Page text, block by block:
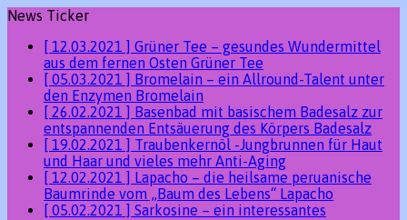
News Ticker
[ 12.03.2021 ] Grüner Tee – gesundes Wundermittel
aus dem fernen Osten Grüner Tee
[ 05.03.2021 ] Bromelain – ein Allround-Talent unter
den Enzymen Bromelain
[ 26.02.2021 ] Basenbad mit basischem Badesalz zur
entspannenden Entsäuerung des Körpers Badesalz
[ 19.02.2021 ] Traubenkernöl -Jungbrunnen für Haut
und Haar und vieles mehr Anti-Aging
[ 12.02.2021 ] Lapacho – die heilsame peruanische
Baumrinde vom „Baum des Lebens“ Lapacho
[ 05.02.2021 ] Sarkosine – ein interessantes